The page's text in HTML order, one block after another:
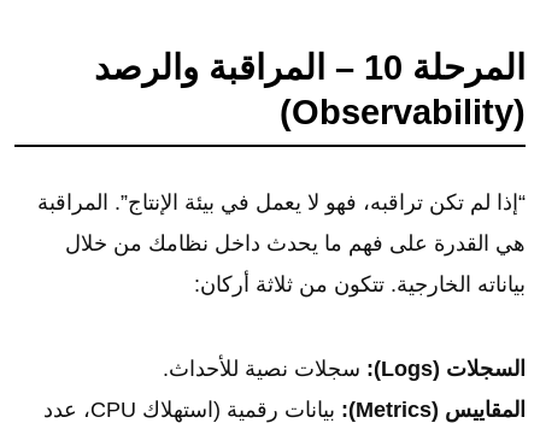
المرحلة 10 – المراقبة والرصد
(Observability)
“إذا لم تكن تراقبه، فهو لا يعمل في بيئة الإنتاج”. المراقبة
هي القدرة على فهم ما يحدث داخل نظامك من خلال
بياناته الخارجية. تتكون من ثلاثة أركان:
السجلات (Logs):
سجلات نصية للأحداث.
المقاييس (Metrics):
بيانات رقمية (استهلاك CPU، عدد